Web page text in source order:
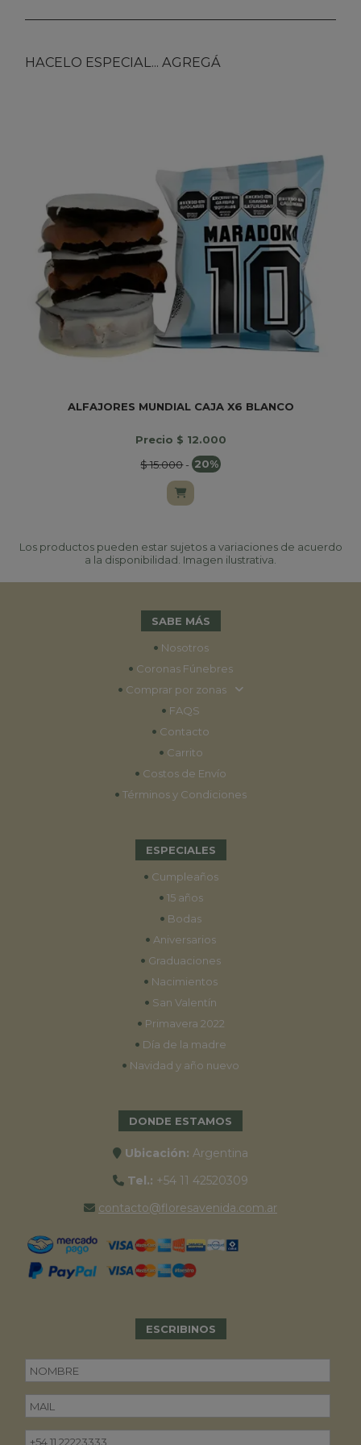
HACELO ESPECIAL... AGREGÁ
ALFAJORES MUNDIAL CAJA X6 BLANCO
Precio $ 12.000
$ 15.000- 20%
Los productos pueden estar sujetos a variaciones de acuerdo
a la disponibilidad. Imagen ilustrativa.
SABE MÁS
• Nosotros
• Coronas Fúnebres
• Comprar por zonas
• FAQS
• Contacto
• Carrito
• Costos de Envío
• Términos y Condiciones
ESPECIALES
• Cumpleaños
• 15 años
• Bodas
• Aniversarios
• Graduaciones
• Nacimientos
• San Valentín
• Primavera 2022
• Día de la madre
• Navidad y año nuevo
DONDE ESTAMOS
Ubicación: Argentina
Tel.: +54 11 42520309
contacto@floresavenida.com.ar
ESCRIBINOS